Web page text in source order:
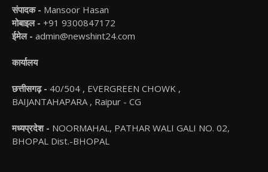
संपादक - Mansoor Hasan
मोबाइल - +91 9300847172
ईमेल - admin@newshint24.com
कार्यालय
छत्तीसगढ़ - 40/504 , EVERGREEN CHOWK ,
BAIJANTAHAPARA , Raipur - CG
मध्यप्रदेश - NOORMAHAL, PATHAR WALI GALI NO. 02,
BHOPAL Dist.-BHOPAL